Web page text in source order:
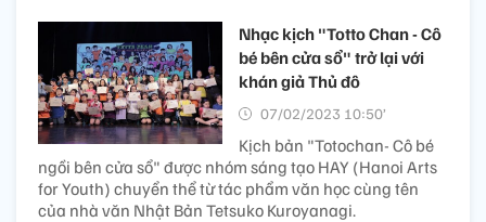
Nhạc kịch "Totto Chan - Cô
bé bên cửa sổ" trở lại với
khán giả Thủ đô
07/02/2023 10:50’
Kịch bản "Totochan- Cô bé
ngồi bên cửa sổ" được nhóm sáng tạo HAY (Hanoi Arts
for Youth) chuyển thể từ tác phẩm văn học cùng tên
của nhà văn Nhật Bản Tetsuko Kuroyanagi.